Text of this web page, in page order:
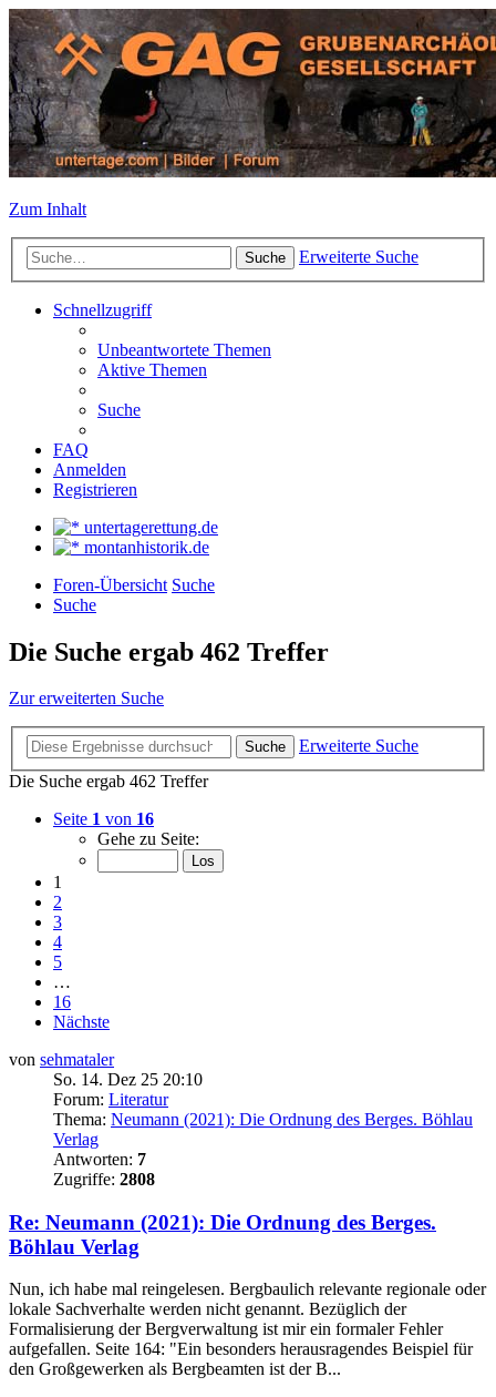
Zum Inhalt
Suche Erweiterte Suche
Schnellzugriff
Unbeantwortete Themen
Aktive Themen
Suche
FAQ
Anmelden
Registrieren
untertagerettung.de
montanhistorik.de
Foren-Übersicht Suche
Suche
Die Suche ergab 462 Treffer
Zur erweiterten Suche
Suche
Erweiterte Suche
Die Suche ergab 462 Treffer
Seite 1 von 16
Gehe zu Seite:
1
2
3
4
5
…
16
Nächste
von sehmataler
So. 14. Dez 25 20:10
Forum: Literatur
Thema: Neumann (2021): Die Ordnung des Berges. Böhlau
Verlag
Antworten: 7
Zugriffe: 2808
Re: Neumann (2021): Die Ordnung des Berges.
Böhlau Verlag
Nun, ich habe mal reingelesen. Bergbaulich relevante regionale oder
lokale Sachverhalte werden nicht genannt. Bezüglich der
Formalisierung der Bergverwaltung ist mir ein formaler Fehler
aufgefallen. Seite 164: "Ein besonders herausragendes Beispiel für
den Großgewerken als Bergbeamten ist der B...